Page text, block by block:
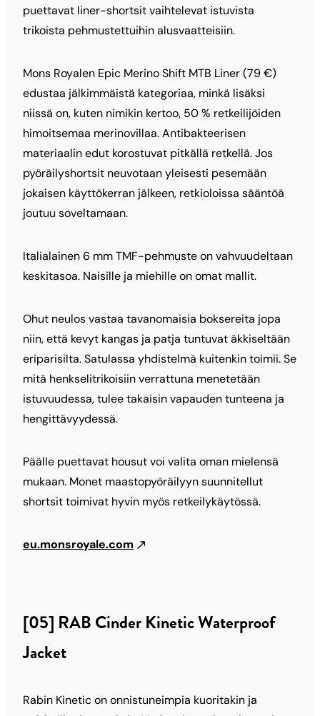
puettavat liner-shortsit vaihtelevat istuvista
trikoista pehmustettuihin alusvaatteisiin.
Mons Royalen Epic Merino Shift MTB Liner (79 €)
edustaa jälkimmäistä kategoriaa, minkä lisäksi
niissä on, kuten nimikin kertoo, 50 % retkeilijöiden
himoitsemaa merinovillaa. Antibakteerisen
materiaalin edut korostuvat pitkällä retkellä. Jos
pyöräilyshortsit neuvotaan yleisesti pesemään
jokaisen käyttökerran jälkeen, retkioloissa sääntöä
joutuu soveltamaan.
Italialainen 6 mm TMF-pehmuste on vahvuudeltaan
keskitasoa. Naisille ja miehille on omat mallit.
Ohut neulos vastaa tavanomaisia boksereita jopa
niin, että kevyt kangas ja patja tuntuvat äkkiseltään
eriparisilta. Satulassa yhdistelmä kuitenkin toimii. Se
mitä henkselitrikoisiin verrattuna menetetään
istuvuudessa, tulee takaisin vapauden tunteena ja
hengittävyydessä.
Päälle puettavat housut voi valita oman mielensä
mukaan. Monet maastopyöräilyyn suunnitellut
shortsit toimivat hyvin myös retkeilykäytössä.
eu.monsroyale.com
[05] RAB Cinder Kinetic Waterproof
Jacket
Rabin Kinetic on onnistuneimpia kuoritakin ja